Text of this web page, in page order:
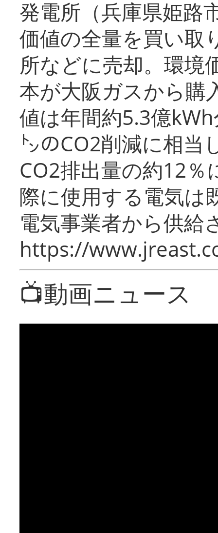
発電所（兵庫県姫路
価値の全量を買い取
所などに売却。環境
本が大阪ガスから購
値は年間約5.3億
㌧のCO2削減に相当
CO2排出量の約12％
際に使用する電気は
電気事業者から供給
https://
📺動画ニュース